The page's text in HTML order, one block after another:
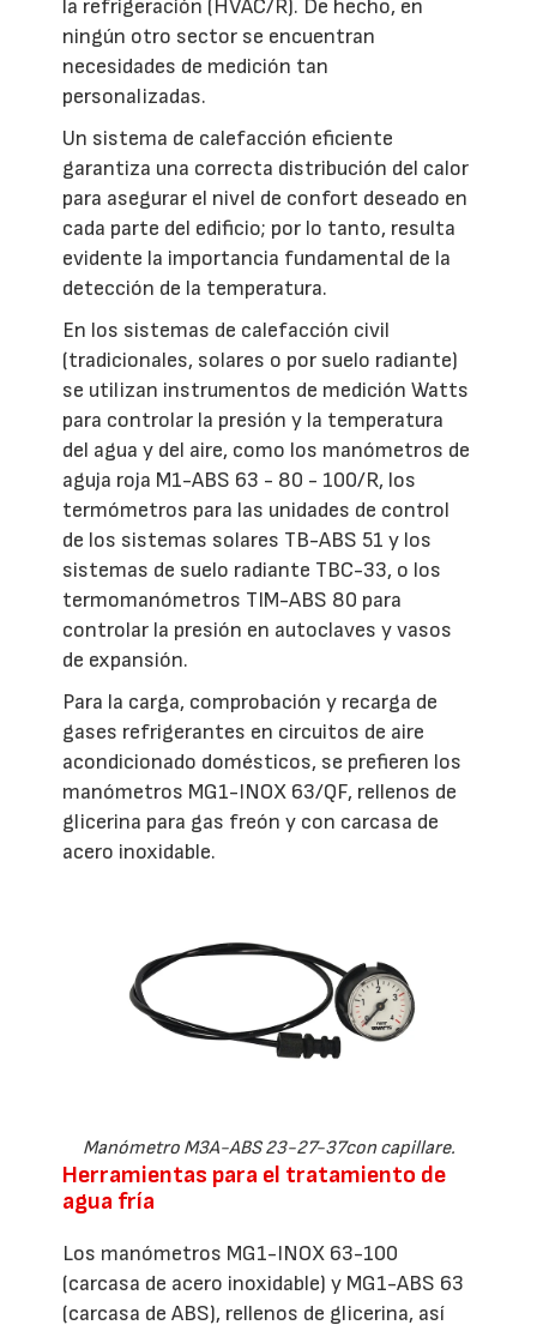
la refrigeración (HVAC/R). De hecho, en
ningún otro sector se encuentran
necesidades de medición tan
personalizadas.
Un sistema de calefacción eficiente
garantiza una correcta distribución del calor
para asegurar el nivel de confort deseado en
cada parte del edificio; por lo tanto, resulta
evidente la importancia fundamental de la
detección de la temperatura.
En los sistemas de calefacción civil
(tradicionales, solares o por suelo radiante)
se utilizan instrumentos de medición Watts
para controlar la presión y la temperatura
del agua y del aire, como los manómetros de
aguja roja M1-ABS 63 - 80 - 100/R, los
termómetros para las unidades de control
de los sistemas solares TB-ABS 51 y los
sistemas de suelo radiante TBC-33, o los
termomanómetros TIM-ABS 80 para
controlar la presión en autoclaves y vasos
de expansión.
Para la carga, comprobación y recarga de
gases refrigerantes en circuitos de aire
acondicionado domésticos, se prefieren los
manómetros MG1-INOX 63/QF, rellenos de
glicerina para gas freón y con carcasa de
acero inoxidable.
Manómetro M3A-ABS 23-27-37con capillare.
Herramientas para el tratamiento de
agua fría
Los manómetros MG1-INOX 63-100
(carcasa de acero inoxidable) y MG1-ABS 63
(carcasa de ABS), rellenos de glicerina, así